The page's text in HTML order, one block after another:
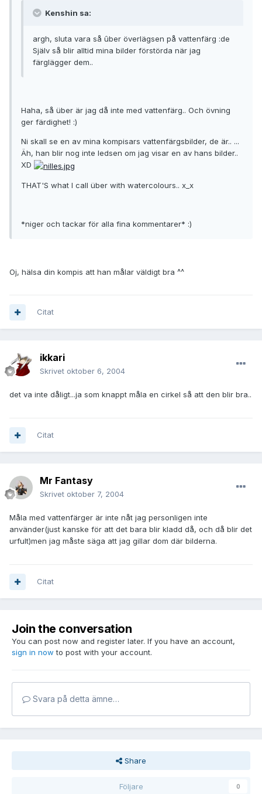
Kenshin sa:
argh, sluta vara så ûber överlägsen på vattenfärg :de
Själv så blir alltid mina bilder förstörda när jag
färglägger dem..
Haha, så über är jag då inte med vattenfärg.. Och övning
ger färdighet! :)
Ni skall se en av mina kompisars vattenfärgsbilder, de är.. ...
Äh, han blir nog inte ledsen om jag visar en av hans bilder..
XD
THAT'S what I call über with watercolours.. x_x
*niger och tackar för alla fina kommentarer* :)
Oj, hälsa din kompis att han målar väldigt bra ^^
Citat
ikkari
Skrivet oktober 6, 2004
det va inte dåligt...ja som knappt måla en cirkel så att den blir bra..
Citat
Mr Fantasy
Skrivet oktober 7, 2004
Måla med vattenfärger är inte nåt jag personligen inte
använder(just kanske för att det bara blir kladd då, och då blir det
urfult)men jag måste säga att jag gillar dom där bilderna.
Citat
Join the conversation
You can post now and register later. If you have an account,
sign in now to post with your account.
Svara på detta ämne…
Share
Följare 0